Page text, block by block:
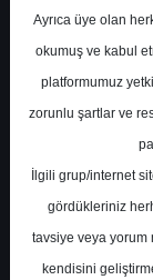
En Yüksek
Ayrıca üye olan
okumuş ve kabul
platformumuz
zorunlu şartlar ve
İlgili grup/internet
gördükleriniz
tavsiye veya yorum
kendisini